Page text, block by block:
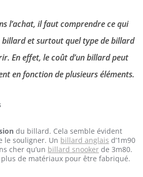
l’achat, il faut comprendre ce qui
billard et surtout quel type de billard
En effet, le coût d’un billard peut
en fonction de plusieurs éléments.
du billard. Cela semble évident
le souligner. Un billard anglais d’1m90
cher qu’un billard snooker de 3m80.
de matériaux pour être fabriqué.